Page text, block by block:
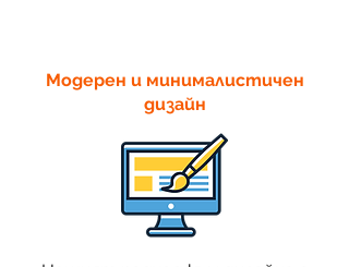
Модерен и минималистичен
дизайн